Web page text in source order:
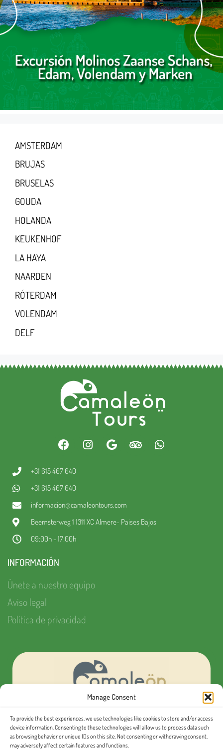
Manage Consent
To provide the best experiences, we use technologies like cookies to store and/or access
device information. Consenting to these technologies will allow us to process data such
as browsing behavior or unique IDs on this site. Not consenting or withdrawing consent,
may adversely affect certain features and functions.
AMSTERDAM
BRUJAS
BRUSELAS
GOUDA
HOLANDA
KEUKENHOF
LA HAYA
NAARDEN
RÓTERDAM
VOLENDAM
DELF
+31 615 467 640
+31 615 467 640
informacion@camaleontours.com
Beemsterweg 1 1311 XC Almere- Paises Bajos
09:00h - 17:00h
INFORMACIÓN
Únete a nuestro equipo
Aviso legal
Política de privacidad
¿Quieres organizar tu próximo evento MICE?